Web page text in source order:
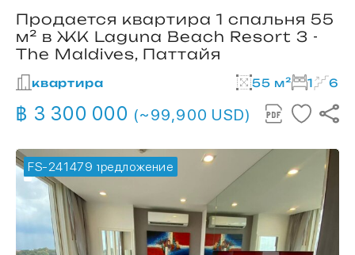
Продается квартира 1 спальня 55
м² в ЖК Laguna Beach Resort 3 -
The Maldives, Паттайя
квартира 55 м² 1 6
฿ 3 300 000 (~99,900 USD)
FS-241479
🔥 горячее предложение